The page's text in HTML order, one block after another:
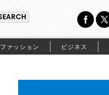
ファッション ビジネス